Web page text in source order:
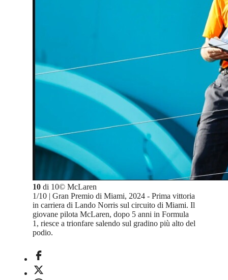
10 di 10© McLaren
1/10 | Gran Premio di Miami, 2024 - Prima vittoria
in carriera di Lando Norris sul circuito di Miami. Il
giovane pilota McLaren, dopo 5 anni in Formula
1, riesce a trionfare salendo sul gradino più alto del
podio.